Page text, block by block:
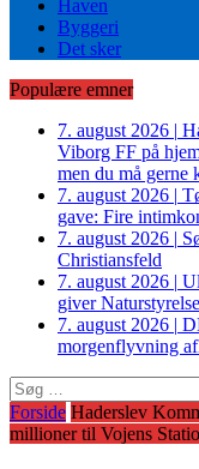
Haven
Byggeri
Det sker
Populære emner
7. august 2026 |
Viborg FF på
men du må
7. august 2026 |
gave: Fire
7. august 2026 |
Christiansfeld
7. august 2026 |
giver
7. august 2026 |
morgenflyvning
Søg
efter:
Forside Haderslev
millioner til Vojens